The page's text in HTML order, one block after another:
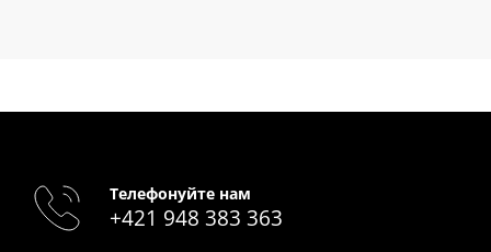
Телефонуйте нам
+421 948 383 363